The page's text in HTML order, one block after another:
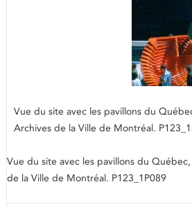
Vue du site avec les pavillons du
Archives de la Ville de Montréal.
Vue du site avec les pavillons du
de la Ville de Montréal. P123_1P089